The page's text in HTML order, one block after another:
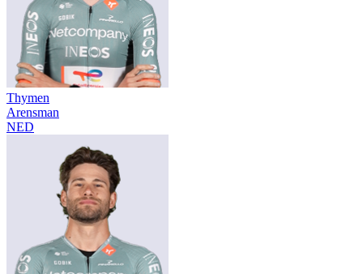
Thymen
Arensman
NED